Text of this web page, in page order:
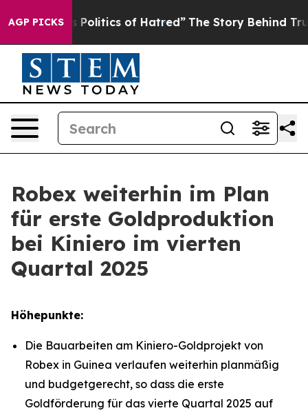
AGP PICKSThe Story Behind Trump’s Terrible Approval
Robex weiterhin im Plan
für erste Goldproduktion
bei Kiniero im vierten
Quartal 2025
Höhepunkte:
Die Bauarbeiten am Kiniero-Goldprojekt von
Robex in Guinea verlaufen weiterhin planmäßig
und budgetgerecht, so dass die erste
Goldförderung für das vierte Quartal 2025 auf